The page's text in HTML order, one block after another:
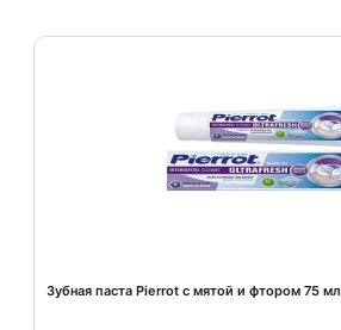
Зубная паста Pierrot с мятой и фтором 75 мл